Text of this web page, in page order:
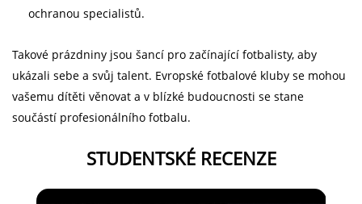
ochranou specialistů.
Takové prázdniny jsou šancí pro začínající fotbalisty, aby
ukázali sebe a svůj talent. Evropské fotbalové kluby se mohou
vašemu dítěti věnovat a v blízké budoucnosti se stane
součástí profesionálního fotbalu.
STUDENTSKÉ RECENZE